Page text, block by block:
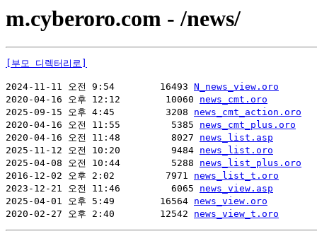
m.cyberoro.com - /news/
[부모 디렉터리로]
2024-11-11 오전 9:54        16493 N_news_view.oro
2020-04-16 오후 12:12        10060 news_cmt.oro
2025-09-15 오후 4:45         3208 news_cmt_action.oro
2020-04-16 오전 11:55         5385 news_cmt_plus.oro
2020-04-16 오전 11:48         8027 news_list.asp
2025-11-12 오전 10:20         9484 news_list.oro
2025-04-08 오전 10:44         5288 news_list_plus.oro
2016-12-02 오후 2:02         7971 news_list_t.oro
2023-12-21 오전 11:46         6065 news_view.asp
2025-04-01 오후 5:49        16564 news_view.oro
2020-02-27 오후 2:40        12542 news_view_t.oro